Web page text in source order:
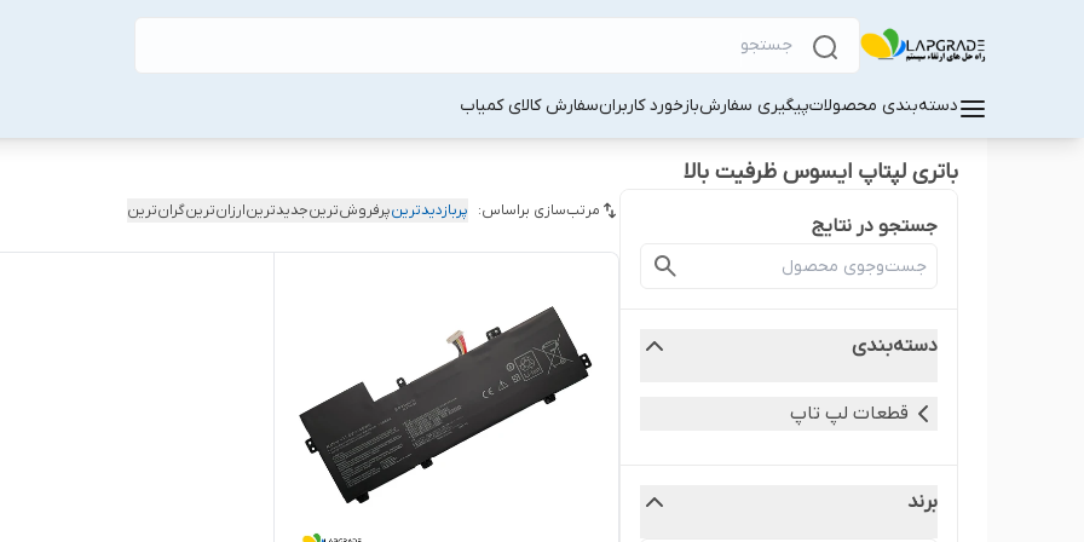
دسته‌بندی محصولاتپیگیری سفارشبازخورد کاربرانسفارش کالا‌ی کمیاب
باتری لپتاپ ایسوس ظرفیت بالا
جستجو در نتایج
دسته‌بندی
قطعات لپ‌ تاپ
برند
مرتب‌سازی براساس: پربازدیدترینپرفروش‌ترینجدیدترینارزان‌ترینگران‌ترین